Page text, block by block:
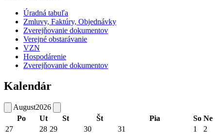
Úradná tabuľa
Zmluvy, Faktúry, Objednávky
Zverejňovanie dokumentov
Verejné obstarávanie
VZN
Hospodárenie
Zverejňovanie dokumentov
Kalendár
August2026
Po
Ut St Št Pia So Ne
27
28 29 30 31 1 2